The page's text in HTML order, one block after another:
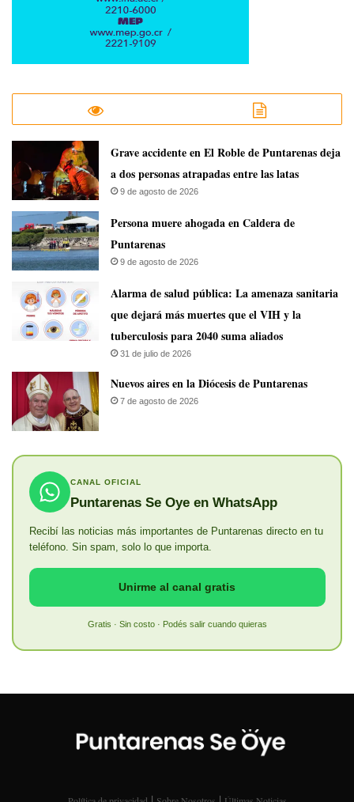
Grave accidente en El Roble de Puntarenas deja
a dos personas atrapadas entre las latas
9 de agosto de 2026
Persona muere ahogada en Caldera de
Puntarenas
9 de agosto de 2026
​Alarma de salud pública: La amenaza sanitaria
que dejará más muertes que el VIH y la
tuberculosis para 2040 suma aliados
31 de julio de 2026
​Nuevos aires en la Diócesis de Puntarenas
7 de agosto de 2026
CANAL OFICIAL
Puntarenas Se Oye en WhatsApp
Recibí las noticias más importantes de Puntarenas directo en tu
teléfono. Sin spam, solo lo que importa.
Unirme al canal gratis
Gratis · Sin costo · Podés salir cuando quieras